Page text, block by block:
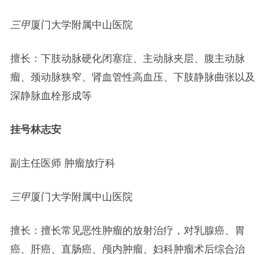
三甲厦门大学附属中山医院
擅长：下肢动脉硬化闭塞症、主动脉夹层、腹主动脉
瘤、颈动脉狭窄、肾血管性高血压、下肢静脉曲张以及
深静脉血栓形成等
挂号林志安
副主任医师 肿瘤放疗科
三甲厦门大学附属中山医院
擅长：擅长常见恶性肿瘤的放射治疗，对乳腺癌、胃
癌、肝癌、直肠癌、颅内肿瘤、妇科肿瘤术后综合治